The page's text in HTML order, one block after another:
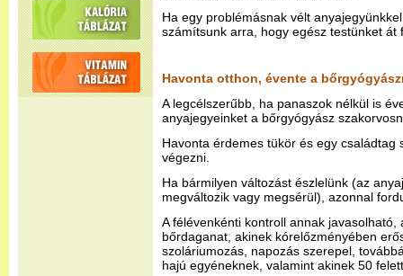
Ha egy problémásnak vélt
számítsunk arra, hogy egész testünket át
Havonta otthon, évente a
A legcélszerűbb, ha panaszok nélkül is
anyajegyeinket a bőrgyógyász
Havonta érdemes tükör és egy családtag
végezni.
Ha bármilyen változást észlelünk (az
megváltozik vagy megsérül), azonnal
A félévenkénti kontroll annak
bőrdaganat, akinek kórelőzményében
szoláriumozás, napozás szerepel,
hajú egyéneknek, valamint akinek 50